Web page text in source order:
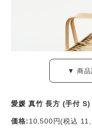
▼ 商品
愛媛 真竹 長方 (手付 S)
価格:10,500円(税込